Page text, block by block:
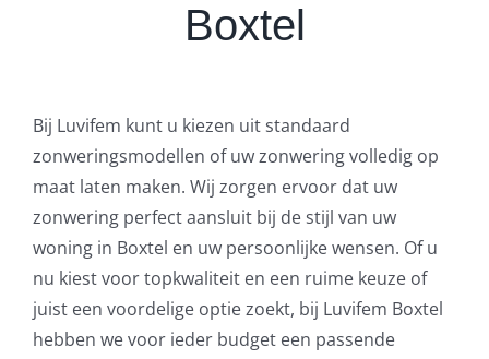
Boxtel
Bij Luvifem kunt u kiezen uit standaard
zonweringsmodellen of uw zonwering volledig op
maat laten maken. Wij zorgen ervoor dat uw
zonwering perfect aansluit bij de stijl van uw
woning in Boxtel en uw persoonlijke wensen. Of u
nu kiest voor topkwaliteit en een ruime keuze of
juist een voordelige optie zoekt, bij Luvifem Boxtel
hebben we voor ieder budget een passende